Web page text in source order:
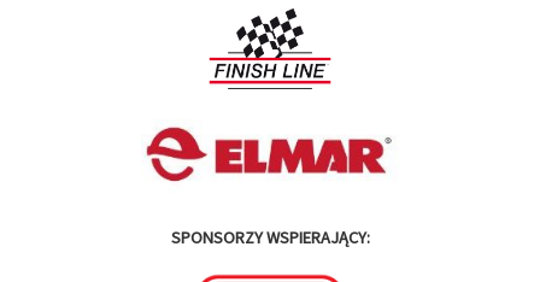
SPONSORZY WSPIERAJĄCY: